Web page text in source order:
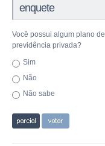
enquete
Você possui algum plano de
previdência privada?
Sim
Não
Não sabe